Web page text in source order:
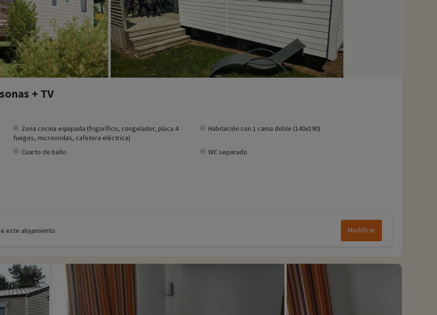
+ TV
Zona cocina equipada (frigorífico, congelador, placa 4
fuegos, microondas, cafetera eléctrica)
Habitación con 1 cama doble (140x190)
Cuarto de baño
WC separado
este alojamiento Modificar